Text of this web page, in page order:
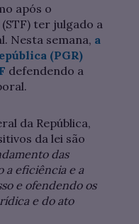
após o
ter julgado a
Nesta semana, a
(PGR)
defendendo a
da República,
da lei são
das
a eficiência e a
e ofendendo os
e do ato